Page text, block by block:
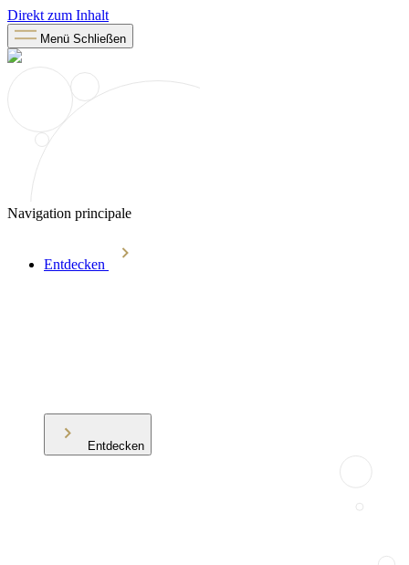
Direkt zum Inhalt
Menü Schließen
Navigation principale
Entdecken
Entdecken